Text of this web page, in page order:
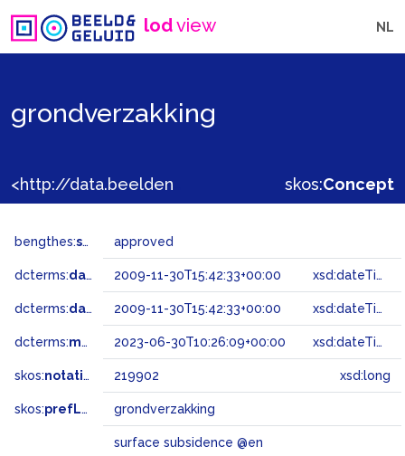
lodview NL
grondverzakking
skos:Concept
bengthes:status approved
dcterms:dateAccepted 2009-11-30T15:42:33+00:00 xsd:dateTime
dcterms:dateSubmitted 2009-11-30T15:42:33+00:00 xsd:dateTime
dcterms:modified 2023-06-30T10:26:09+00:00 xsd:dateTime
skos:notation 219902 xsd:long
skos:prefLabel grondverzakking
surface subsidence @en